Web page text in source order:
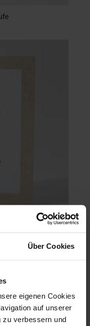
Über Cookies
eigenen Cookies
auf unserer
zu verbessern und